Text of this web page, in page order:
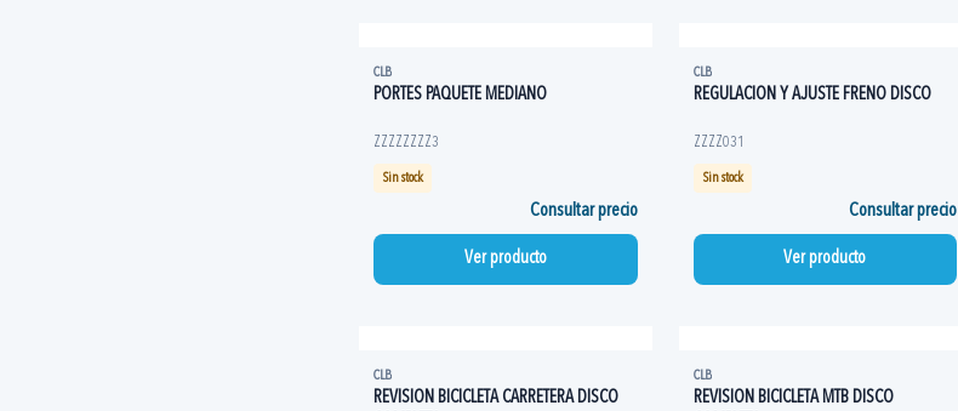
CLB
PORTES PAQUETE MEDIANO
ZZZZZZZZ3
Sin stock
Consultar precio
Ver producto
CLB
REGULACION Y AJUSTE FRENO DISCO
ZZZZ031
Sin stock
Consultar precio
Ver producto
CLB
REVISION BICICLETA CARRETERA DISCO
CLB
REVISION BICICLETA MTB DISCO